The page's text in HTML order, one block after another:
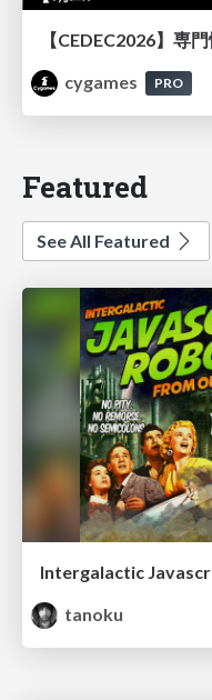
cygames
PRO
Featured
See All Featured
Intergalactic
tanoku